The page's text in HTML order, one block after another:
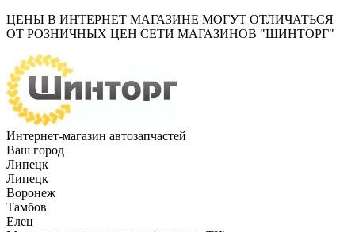
ЦЕНЫ В ИНТЕРНЕТ МАГАЗИНЕ МОГУТ ОТЛИЧАТЬСЯ
ОТ РОЗНИЧНЫХ ЦЕН СЕТИ МАГАЗИНОВ "ШИНТОРГ"
Интернет-магазин автозапчастей
Ваш город
Липецк
Липецк
Воронеж
Тамбов
Елец